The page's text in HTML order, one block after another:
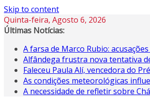
Skip to content
Quinta-feira, Agosto 6, 2026
Últimas Notícias:
A farsa de Marco Rubio:
Alfândega frustra nova tentativa
Faleceu Paula Alí, vencedora do
As condições meteorológicas
A necessidade de refletir sobre